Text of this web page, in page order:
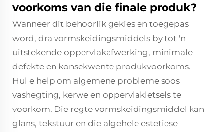
voorkoms van die finale produk?
Wanneer dit behoorlik gekies en toegepas
word, dra vormskeidingsmiddels by tot 'n
uitstekende oppervlakafwerking, minimale
defekte en konsekwente produkvoorkoms.
Hulle help om algemene probleme soos
vashegting, kerwe en oppervlakletsels te
voorkom. Die regte vormskeidingsmiddel kan
glans, tekstuur en die algehele estetiese